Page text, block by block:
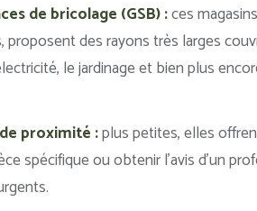
de bricolage (GSB) :ces
proposent des rayons très larges
le jardinage et bien plus
proximité :plus petites, elles
spécifique ou obtenir l’avis d’un